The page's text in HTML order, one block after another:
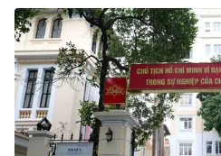
Y tế
Thế giới
Tin tức
Kinh tế